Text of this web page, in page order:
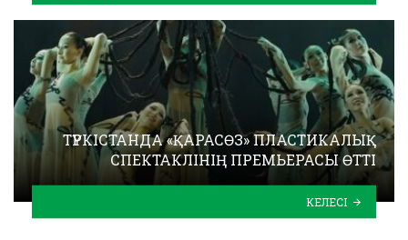
ТҮРКІСТАНДА «ҚАРАСӨЗ» ПЛАСТИКАЛЫҚ
СПЕКТАКЛІНІҢ ПРЕМЬЕРАСЫ ӨТТІ
КЕЛЕСІ